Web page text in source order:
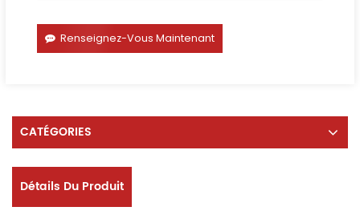
Renseignez-Vous Maintenant
CATÉGORIES
Détails Du Produit